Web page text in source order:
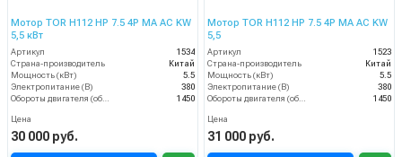
Мотор TOR H112 HP 7.5 4P MA AC KW
5,5 кВт
Артикул
1534
Страна-производитель
Китай
Мощность (кВт)
5.5
Электропитание (В)
380
1450
Цена
30 000 руб.
Мотор TOR H112 HP 7.5 4P MA AC KW
5,5
Артикул
1523
Страна-производитель
Китай
Мощность (кВт)
5.5
Электропитание (В)
380
1450
Цена
31 000 руб.